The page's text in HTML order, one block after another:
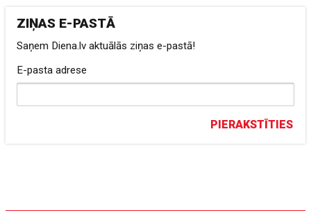
ZIŅAS E-PASTĀ
Saņem Diena.lv aktuālās ziņas e-pastā!
E-pasta adrese
PIERAKSTĪTIES